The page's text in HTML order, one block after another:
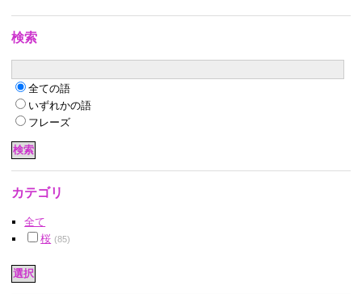
検索
全ての語
いずれかの語
フレーズ
カテゴリ
全て
桜 (85)